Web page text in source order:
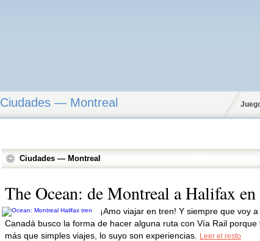
Ciudades — Montreal
Ciudades — Montreal
The Ocean: de Montreal a Halifax
¡Amo viajar en tren! Y siempre que voy a
Canadá busco la forma de hacer alguna ruta con Vía Rail porque
más que simples viajes, lo suyo son experiencias.
Leer el resto